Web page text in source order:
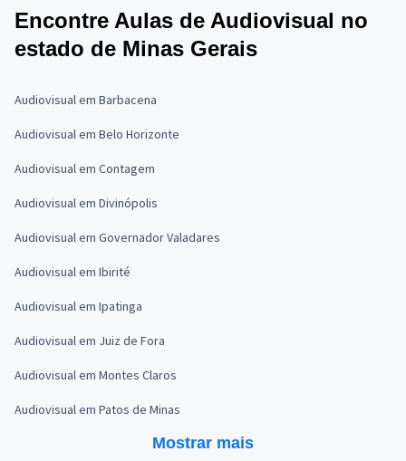
Encontre Aulas de Audiovisual no
estado de Minas Gerais
Audiovisual em Barbacena
Audiovisual em Belo Horizonte
Audiovisual em Contagem
Audiovisual em Divinópolis
Audiovisual em Governador Valadares
Audiovisual em Ibirité
Audiovisual em Ipatinga
Audiovisual em Juiz de Fora
Audiovisual em Montes Claros
Audiovisual em Patos de Minas
Mostrar mais